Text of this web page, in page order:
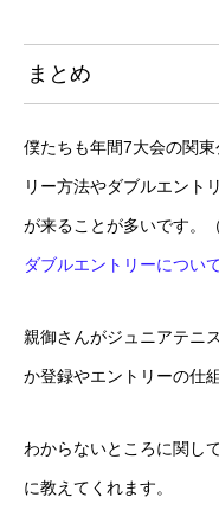
まとめ
僕たちも年間7大会の関
リー方法やダブルエント
が来ることが多いです。
ダブルエントリーについ
親御さんがジュニアテニ
か登録やエントリーの仕
わからないところに関し
に教えてくれます。